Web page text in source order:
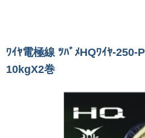
ﾜｲﾔ電極線 ﾂﾊﾞﾒHQﾜｲﾔ-
10kgX2巻